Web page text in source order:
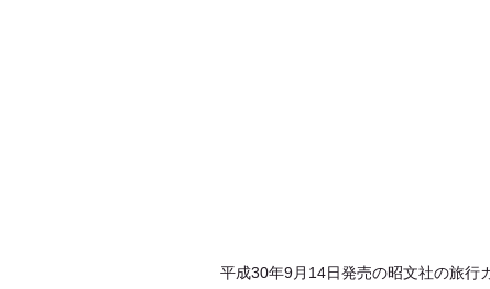
平成30年9月14日発売の昭文社の旅行